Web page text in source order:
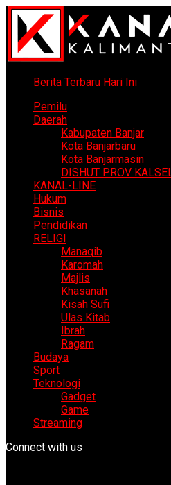
Berita Terbaru Hari Ini
Pemilu
Daerah
Kabupaten Banjar
Kota Banjarbaru
Kota Banjarmasin
DISHUT PROV
KANAL-LINE
Hukum
Bisnis
Pendidikan
RELIGI
Manaqib
Karomah
Majlis
Khasanah
Kisah Sufi
Ulas Kitab
Ibrah
Ragam
Budaya
Sport
Teknologi
Gadget
Game
Streaming
Connect with us